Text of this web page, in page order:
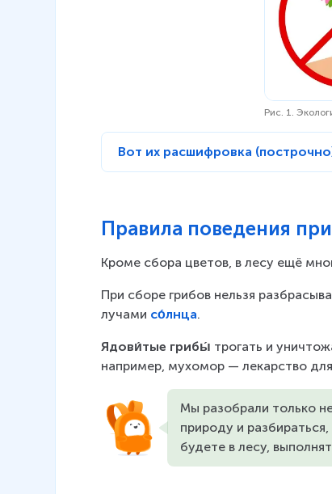
Рис. 1.
Вот их расшифровка
Правила поведения
Кроме сбора цветов, в лесу ещё
При сборе грибов нельзя
лучами со́лнца.
Ядови́тые грибы́ трогать и
например, мухомор — лекарство
Мы разобрали только
природу и
будете в лесу,